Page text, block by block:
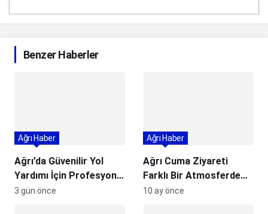
Benzer Haberler
Ağrı’da Güvenilir Yol
Yardımı İçin Profesyonel
Çözüm: Coşkun Oto
Ağrı Haber
3 gün önce
Ağrı Cuma Ziyareti
Farklı Bir Atmosferde
Gerçekleşti
Ağrı Haber
10 ay önce